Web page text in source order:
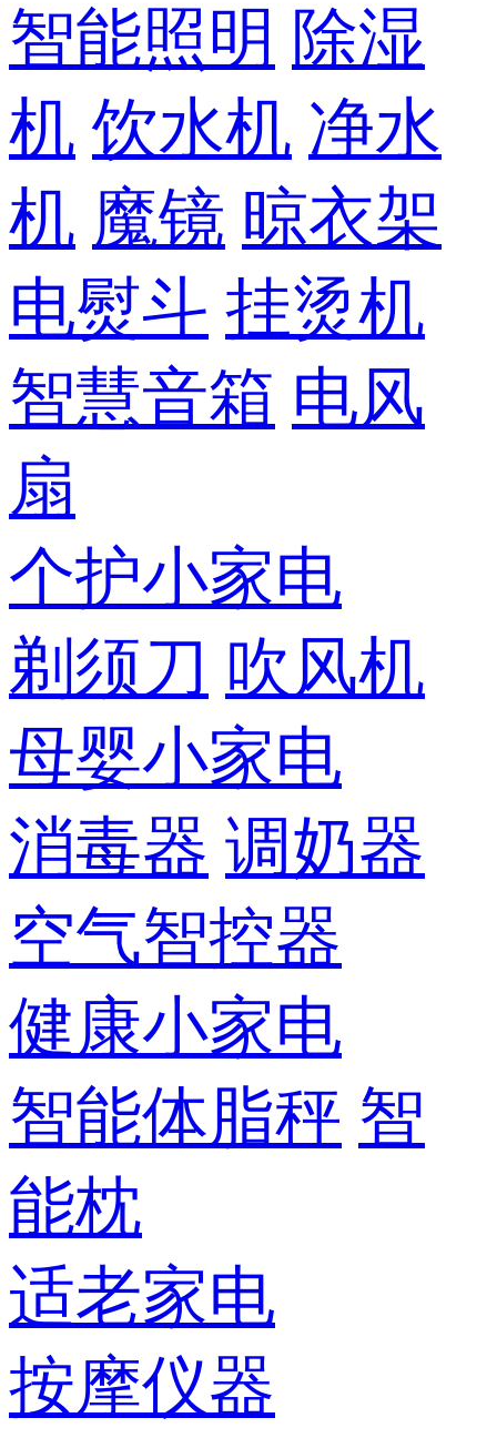
智能照明 除湿
机 饮水机 净水
机 魔镜 晾衣架
电熨斗 挂烫机
智慧音箱 电风
扇
个护小家电
剃须刀 吹风机
母婴小家电
消毒器 调奶器
空气智控器
健康小家电
智能体脂秤 智
能枕
适老家电
按摩仪器